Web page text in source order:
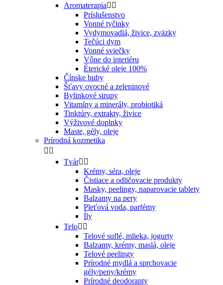
Aromaterapia 
Príslušenstvo
Vonné tyčinky
Vydymovadlá, živice, zväzky
Tečúci dym
Vonné sviečky
Vône do interiéru
Éterické oleje 100%
Čínske huby
Šťavy ovocné a zeleninové
Bylinkové sirupy
Vitamíny a minerály, probiotiká
Tinktúry, extrakty, živice
Výživové doplnky
Maste, gély, oleje
Prírodná kozmetika
 
Tvár 
Krémy, séra, oleje
Čistiace a odličovacie produkty
Masky, peelingy, naparovacie tablety
Balzamy na pery
Pleťová voda, parfémy
Íly
Telo 
Telové suflé, mlieka, jogurty
Balzamy, krémy, maslá, oleje
Telové peelingy
Prírodné mydlá a sprchovacie
gély/peny/krémy
Prírodné deodoranty